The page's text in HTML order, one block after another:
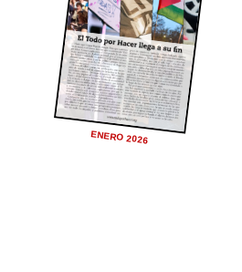
ENERO 2026